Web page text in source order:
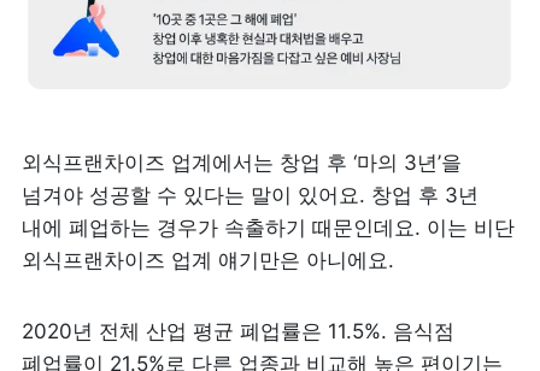
외식프랜차이즈 업계에서는 창업 후 ‘마의 3년’을
넘겨야 성공할 수 있다는 말이 있어요. 창업 후 3년
내에 폐업하는 경우가 속출하기 때문인데요. 이는 비단
외식프랜차이즈 업계 얘기만은 아니에요.
2020년 전체 산업 평균 폐업률은 11.5%. 음식점
폐업률이 21.5%로 다른 업종과 비교해 높은 편이기는